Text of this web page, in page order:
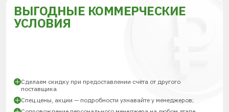
ВЫГОДНЫЕ КОММЕРЧЕСКИЕ
УСЛОВИЯ
Сделаем скидку при предоставлении счёта от другого
поставщика
Спец.цены, акции — подробности узнавайте у менеджеров;